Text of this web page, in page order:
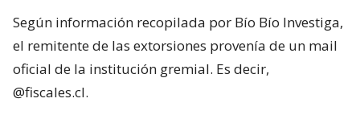
Según información recopilada por Bío Bío Investiga,
el remitente de las extorsiones provenía de un mail
oficial de la institución gremial. Es decir,
@fiscales.cl.